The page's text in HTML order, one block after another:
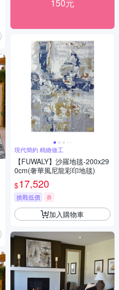
150元
現代簡約 精緻做工
【FUWALY】沙羅地毯-200x29
0cm(奢華風尼龍彩印地毯)
$17,520
挑戰低價 券
加入購物車